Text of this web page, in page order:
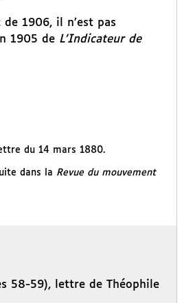
1906, il n’est pas
1905 de L’Indicateur de
du 14 mars 1880.
dans la Revue du mouvement
58-59), lettre de Théophile